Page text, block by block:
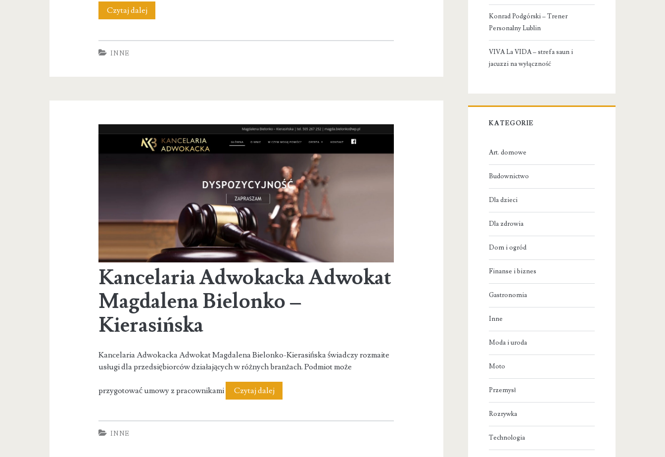
Czytaj dalejKajakarnia
INNE
Kancelaria Adwokacka Adwokat
Magdalena Bielonko –
Kierasińska
Kancelaria Adwokacka Adwokat Magdalena Bielonko-Kierasińska świadczy rozmaite
usługi dla przedsiębiorców działających w różnych branżach. Podmiot może
przygotować umowy z pracownikami Czytaj dalejKancelaria
INNE
Konrad Podgórski – Trener
Personalny Lublin
VIVA La VIDA – strefa saun i
jacuzzi na wyłączność
KATEGORIE
Art. domowe
Budownictwo
Dla dzieci
Dla zdrowia
Dom i ogród
Finanse i biznes
Gastronomia
Inne
Moda i uroda
Moto
Przemysł
Rozrywka
Technologia